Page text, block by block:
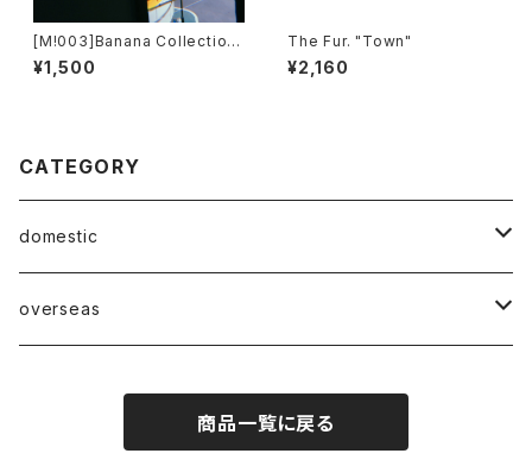
[M!003]Banana Collection
- Passing Busses
¥1,500
The Fur. "Town"
¥2,160
CATEGORY
domestic
Mabase Records[マバセレコーズ]
overseas
商品一覧に戻る